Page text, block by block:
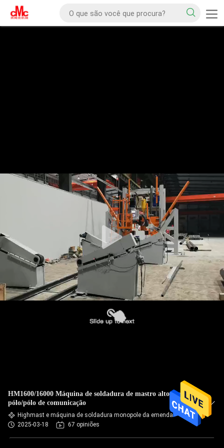
HM1600/16000 Máquina de soldadura de mastro alto/mono-
pólo/pólo de comunicação
Highmast e máquina de soldadura monopole da emenda
2025-03-18
67 opiniões